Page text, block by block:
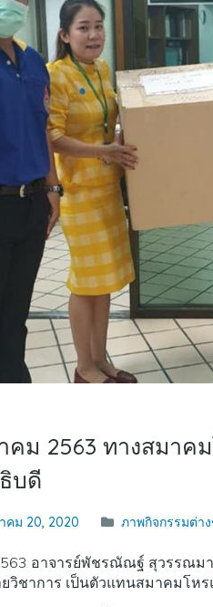
ม 2563 ทางสมาค
บดี
คม 20, 2020 ภาพกิจกรรมต่าง
อาจารย์พัชรณัณฐ์ สุวรรณมา
วิชาการ เป็นตัวแทนสมาคมโหร